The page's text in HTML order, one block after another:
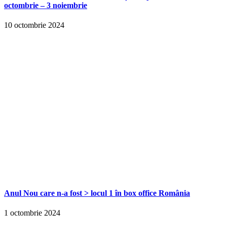
octombrie – 3 noiembrie
10 octombrie 2024
Anul Nou care n-a fost > locul 1 în box office România
1 octombrie 2024